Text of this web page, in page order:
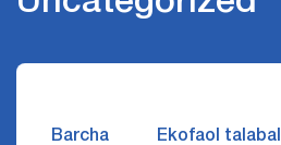
Barcha Ekofaol